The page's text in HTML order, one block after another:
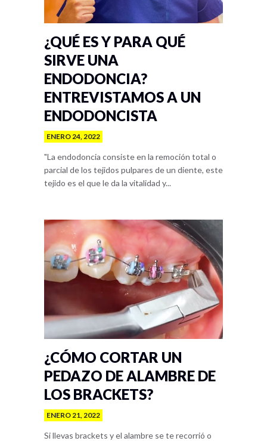
¿QUÉ ES Y PARA QUÉ
SIRVE UNA
ENDODONCIA?
ENTREVISTAMOS A UN
ENDODONCISTA
ENERO 24, 2022
"La endodoncia consiste en la remoción total o
parcial de los tejidos pulpares de un diente, este
tejido es el que le da la vitalidad y...
¿CÓMO CORTAR UN
PEDAZO DE ALAMBRE DE
LOS BRACKETS?
ENERO 21, 2022
Si llevas brackets y el alambre se te recorrió o